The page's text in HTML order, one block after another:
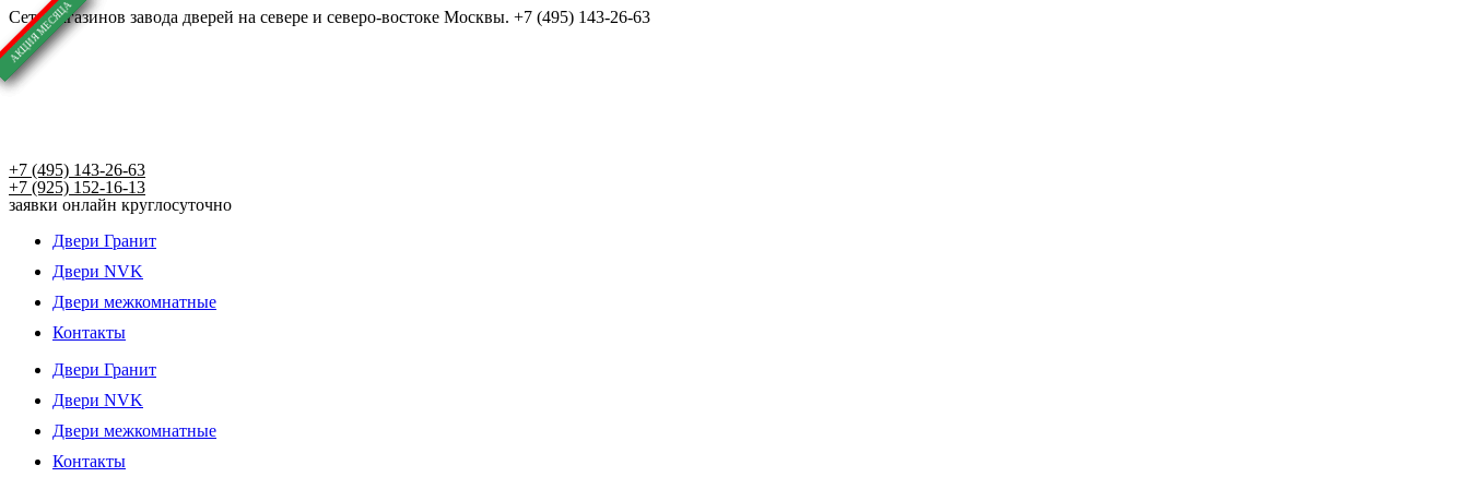
Перейти
к
содержимому
Сеть магазинов завода дверей на севере и северо-востоке Москвы. +7 (495) 143-26-63
+7 (495) 143-26-63
+7 (925) 152-16-13
заявки онлайн круглосуточно
Двери Гранит
Двери NVK
Двери межкомнатные
Контакты
Двери Гранит
Двери NVK
Двери межкомнатные
Контакты